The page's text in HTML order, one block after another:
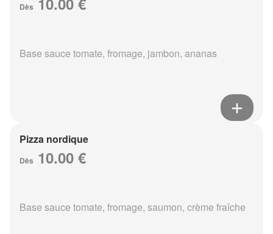
Dès
Base sauce tomate, fromage, jambon, ananas
Pizza nordique
Dès 10.00 €
Base sauce tomate, fromage, saumon, crème fraîche